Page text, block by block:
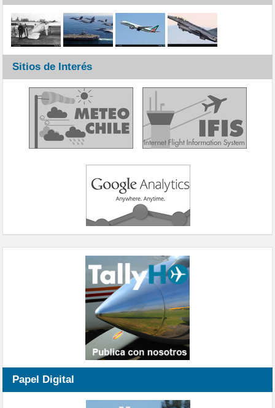
Sitios de Interés
Papel Digital